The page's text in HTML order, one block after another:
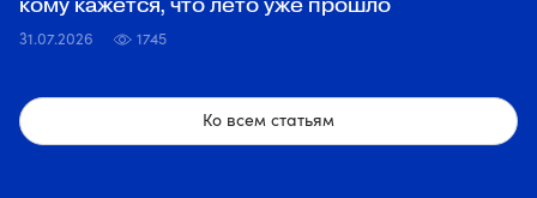
кому кажется, что лето уже прошло
31.07.2026 1745
Ко всем статьям